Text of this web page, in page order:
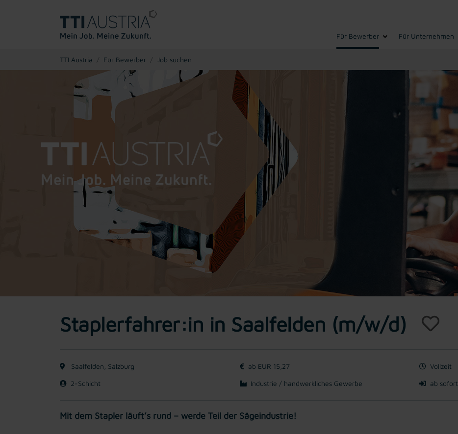
Für Bewerber Für Unternehmen
TTI Austria Für Bewerber Job suchen
Staplerfahrer:in in Saalfelden (m/w/d)
Saalfelden, Salzburg ab EUR 15,27 Vollzeit
2-Schicht Industrie / handwerkliches Gewerbe ab sofort
Mit dem Stapler läuft’s rund – werde Teil der Sägeindustrie!